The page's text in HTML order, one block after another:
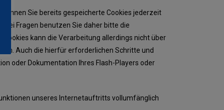
Sie bereits gespeicherte Cookies jederzeit
Fragen benutzen Sie daher bitte die
kann die Verarbeitung allerdings nicht über
Auch die hierfür erforderlichen Schritte und
oder Dokumentation Ihres Flash-Players oder
unseres Internetauftritts vollumfänglich